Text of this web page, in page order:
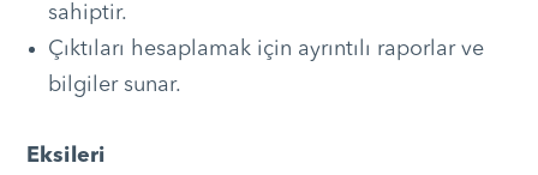
sahiptir.
Çıktıları hesaplamak için ayrıntılı raporlar ve
bilgiler sunar.
Eksileri